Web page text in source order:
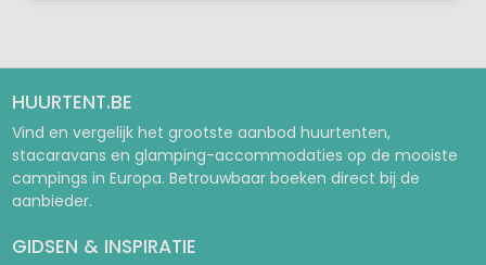
HUURTENT.BE
Vind en vergelijk het grootste aanbod huurtenten,
stacaravans en glamping-accommodaties op de mooiste
campings in Europa. Betrouwbaar boeken direct bij de
aanbieder.
GIDSEN & INSPIRATIE